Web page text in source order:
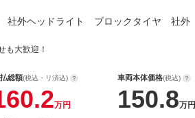
社外ヘッドライト ブロックタイヤ 社外
も大歓迎！
総額(税込・リ済込)
万円
車両本体価格(税込)
150.8万円